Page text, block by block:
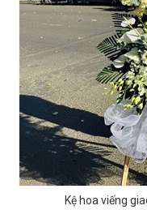
Kệ hoa viếng